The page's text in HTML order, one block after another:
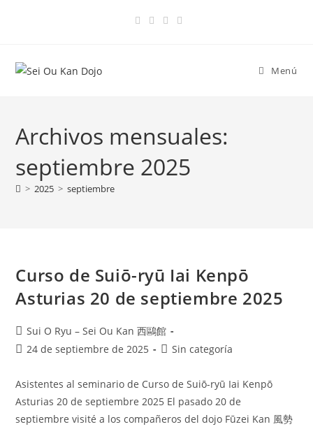
Menú
Archivos mensuales:
septiembre 2025
> 2025 > septiembre
Curso de Suiō-ryū Iai Kenpō
Asturias 20 de septiembre 2025
Sui O Ryu – Sei Ou Kan 西鷗館
24 de septiembre de 2025
Sin categoría
Asistentes al seminario de Curso de Suiō-ryū Iai Kenpō
Asturias 20 de septiembre 2025 El pasado 20 de
septiembre visité a los compañeros del dojo Fūzei Kan 風勢